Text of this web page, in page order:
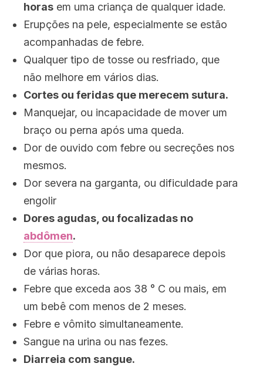
horas em uma criança de qualquer idade.
Erupções na pele, especialmente se estão
acompanhadas de febre.
Qualquer tipo de tosse ou resfriado, que
não melhore em vários dias.
Cortes ou feridas que merecem sutura.
Manquejar, ou incapacidade de mover um
braço ou perna após uma queda.
Dor de ouvido com febre ou secreções nos
mesmos.
Dor severa na garganta, ou dificuldade para
engolir
Dores agudas, ou focalizadas no
abdômen.
Dor que piora, ou não desaparece depois
de várias horas.
Febre que exceda aos 38 ° C ou mais, em
um bebê com menos de 2 meses.
Febre e vômito simultaneamente.
Sangue na urina ou nas fezes.
Diarreia com sangue.